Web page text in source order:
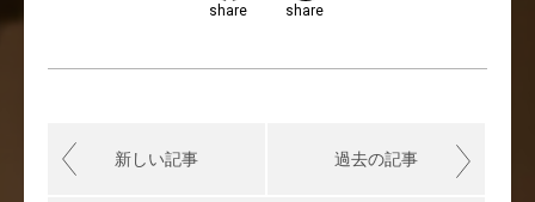
share share
新しい記事 過去の記事